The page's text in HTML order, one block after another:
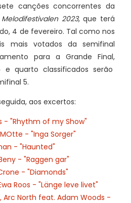
canções concorrentes da
Melodifestivalen 2023, que terá
4 de fevereiro. Tal como nos
mais votados da semifinal
para a Grande Final,
quarto classificados serão
5.
aos excertos:
- "Rhythm of my Show"
- "Inga Sorger"
- "Haunted"
- "Raggen gar"
- "Diamonds"
Roos - "Länge leve livet"
Arc North feat. Adam Woods -